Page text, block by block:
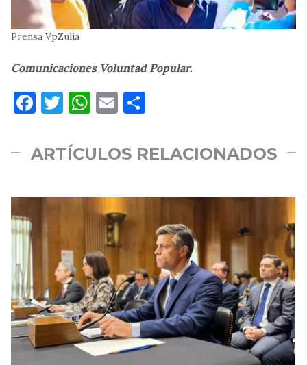
Prensa VpZulia
Comunicaciones Voluntad Popular.
Facebook
Twitter
WhatsApp
Email
ARTÍCULOS RELACIONADOS